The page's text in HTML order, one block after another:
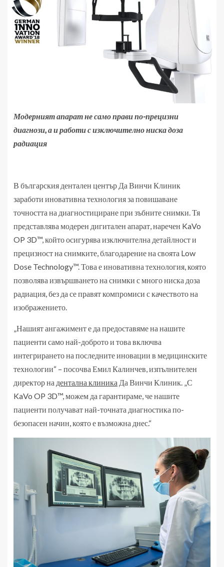
Модерният апарат не само прави по-прецизни
диагнози, а и работи с изключително ниска доза
радиация
В българския дентален център Да Винчи Клиник
заработи иновативна технология за повишаване
точността на диагностициране при зъбните снимки. Тя
представлява модерен дигитален апарат, наречен KaVo
OP 3D™, който осигурява изключителна детайлност и
прецизност на снимките, благодарение на своята Low
Dose Technology™. Това е иновативна технология, която
позволява извършването на снимки с много ниска доза
радиация, без да се правят компромиси с качеството на
изображението.
„Нашият ангажимент е да предоставяме на нашите
пациенти само най-доброто и това включва
интегрирането на последните иновации в медицинските
технологии“ – посочва Емил Калинчев, изпълнителен
директор на дентална клиника Да Винчи Клиник. „С
KaVo OP 3D™, можем да гарантираме, че нашите
пациенти получават най-точната диагностика по-
безопасен начин, която е възможна днес.“